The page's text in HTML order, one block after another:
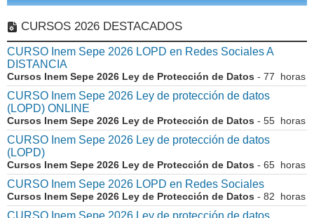
CURSOS 2026 DESTACADOS
CURSO Inem Sepe 2026 LOPD en Redes Sociales A
DISTANCIA
Cursos Inem Sepe 2026 Ley de Protección de Datos - 77 horas
CURSO Inem Sepe 2026 Ley de protección de datos
(LOPD) ONLINE
Cursos Inem Sepe 2026 Ley de Protección de Datos - 55 horas
CURSO Inem Sepe 2026 Ley de protección de datos
(LOPD)
Cursos Inem Sepe 2026 Ley de Protección de Datos - 65 horas
CURSO Inem Sepe 2026 LOPD en Redes Sociales
Cursos Inem Sepe 2026 Ley de Protección de Datos - 82 horas
CURSO Inem Sepe 2026 Ley de protección de datos